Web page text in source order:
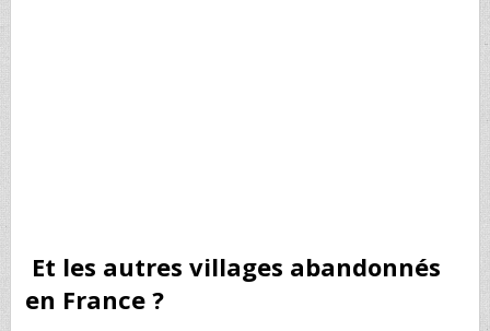
Et les autres villages abandonnés
en France ?